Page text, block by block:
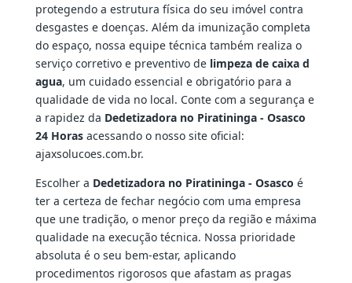
protegendo a estrutura física do seu imóvel contra
desgastes e doenças. Além da imunização completa
do espaço, nossa equipe técnica também realiza o
serviço corretivo e preventivo de limpeza de caixa d
agua, um cuidado essencial e obrigatório para a
qualidade de vida no local. Conte com a segurança e
a rapidez da Dedetizadora no Piratininga - Osasco
24 Horasacessando o nosso site oficial:
ajaxsolucoes.com.br.
Escolher a Dedetizadora no Piratininga - Osasco é
ter a certeza de fechar negócio com uma empresa
que une tradição, o menor preço da região e máxima
qualidade na execução técnica. Nossa prioridade
absoluta é o seu bem-estar, aplicando
procedimentos rigorosos que afastam as pragas